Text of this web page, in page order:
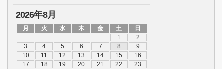
2026年8月
月 火 水 木 金 土
日
1
2
3
4 5 6 7 8
9
10
11 12 13 14 15
16
17
18 19 20 21 22
23